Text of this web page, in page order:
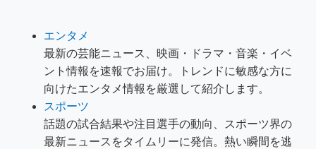
エンタメ
最新の芸能ニュース、映画・ドラマ・音楽・イベ
ント情報を速報でお届け。トレンドに敏感な方に
向けたエンタメ情報を厳選して紹介します。
スポーツ
話題の試合結果や注目選手の動向、スポーツ界の
最新ニュースをタイムリーに発信。熱い瞬間を逃